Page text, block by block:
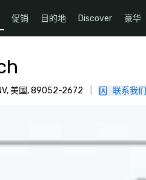
促销 目的地 Discover 豪华
美国, 89052-2672 联系我们